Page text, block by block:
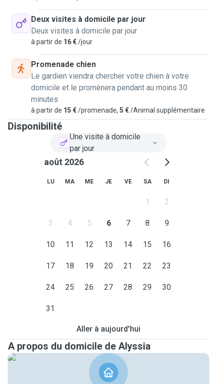
Deux visites à domicile par jour
Deux visites à domicile par jour
à partir de 16 €/jour
Promenade chien
Le gardien viendra chercher votre chien à votre
domicile et le promènera pendant au moins 30
minutes
à partir de 15 €/promenade, 5 €/Animal supplémentaire
Disponibilité
Une visite à domicile
par jour
août 2026
LU MA ME JE VE SA DI
1 2
3 4 5 6 7 8 9
10 11 12 13 14 15 16
17 18 19 20 21 22 23
24 25 26 27 28 29 30
31
Aller à aujourd'hui
A propos du domicile de Alyssia